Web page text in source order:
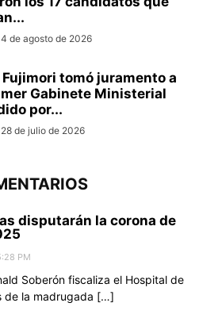
4 de agosto de 2026
Fujimori tomó juramento a
Gabinete Ministerial
por...
28 de julio de 2026
disputarán la corona de
PM
Soberón fiscaliza el Hospital de
de la madrugada […]